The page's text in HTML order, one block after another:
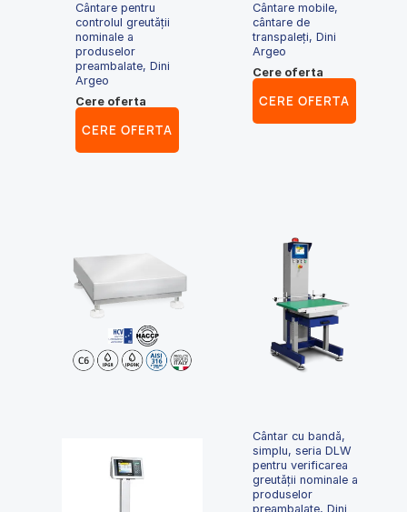
Cântare pentru
controlul greutăţii
nominale a
produselor
preambalate, Dini
Argeo
Cere oferta
CERE OFERTA
Cântare mobile,
cântare de
transpaleți, Dini
Argeo
Cere oferta
CERE OFERTA
Cântar cu bandă,
simplu, seria DLW
pentru verificarea
greutății nominale a
produselor
preambalate, Dini